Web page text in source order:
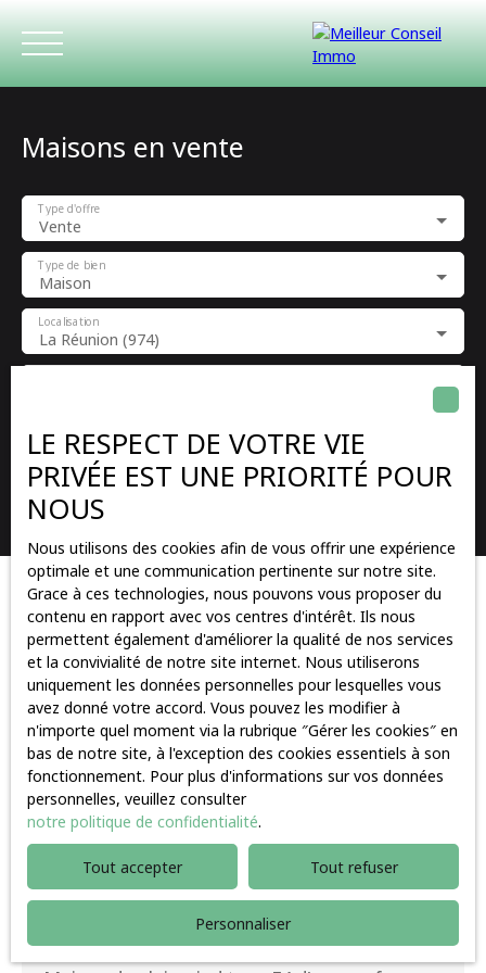
ACCUEIL ACHETER LOUER
Maisons en vente
Vente
Type d'offre
Maison
Type de bien
La Réunion (974)
Localisation
Surface min (m²)
Pertinence
Trier par Créer une alerte
339 000
Coup de cœur
LE RESPECT DE VOTRE VIE
PRIVÉE EST UNE PRIORITÉ POUR
NOUS
Nous utilisons des cookies afin de vous offrir une expérience
optimale et une communication pertinente sur notre site.
Grace à ces technologies, nous pouvons vous proposer du
contenu en rapport avec vos centres d'intérêt. Ils nous
permettent également d'améliorer la qualité de nos services
et la convivialité de notre site internet. Nous utiliserons
uniquement les données personnelles pour lesquelles vous
avez donné votre accord. Vous pouvez les modifier à
n'importe quel moment via la rubrique ″Gérer les cookies″ en
bas de notre site, à l'exception des cookies essentiels à son
fonctionnement. Pour plus d'informations sur vos données
personnelles, veuillez consulter
notre politique de confidentialité.
Tout accepter Tout refuser
Personnaliser